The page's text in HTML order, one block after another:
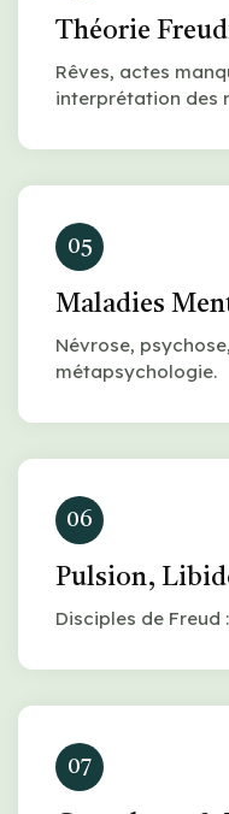
Théorie
Rêves, actes
interprétation des
05
Maladies
Névrose,
métapsychologie.
06
Pulsion,
Disciples de Freud
07